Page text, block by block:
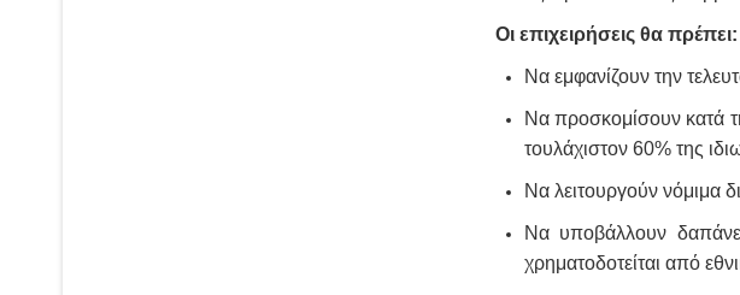
Οι επιχειρήσεις θα πρέπει:
Να εμφανίζουν την
Να προσκομίσουν κατά
τουλάχιστον 60% της
Να λειτουργούν νόμιμα
Να υποβάλλουν
χρηματοδοτείται από